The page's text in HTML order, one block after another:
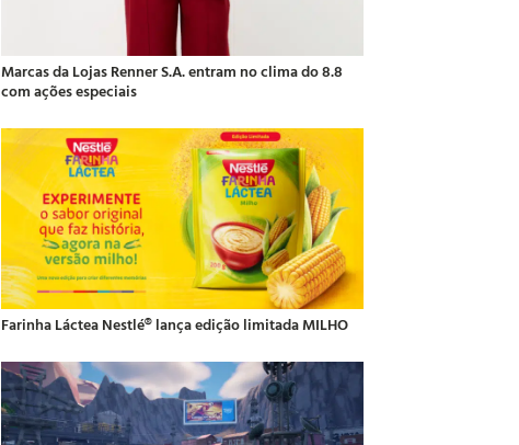
Marcas da Lojas Renner S.A. entram no clima do 8.8
com ações especiais
Farinha Láctea Nestlé® lança edição limitada MILHO